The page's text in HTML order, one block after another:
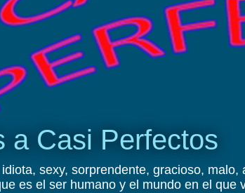
a Casi Perfectos
sexy, sorprendente, gracioso,
es el ser humano y el mundo en el